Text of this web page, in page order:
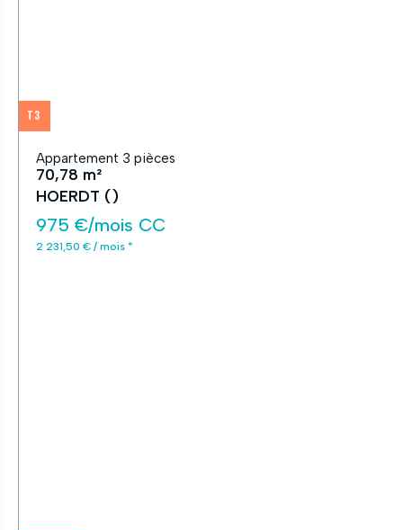
T3
Appartement 3 pièces
70,78 m²
HOERDT ()
975 €/mois CC
2 231,50 € / mois *